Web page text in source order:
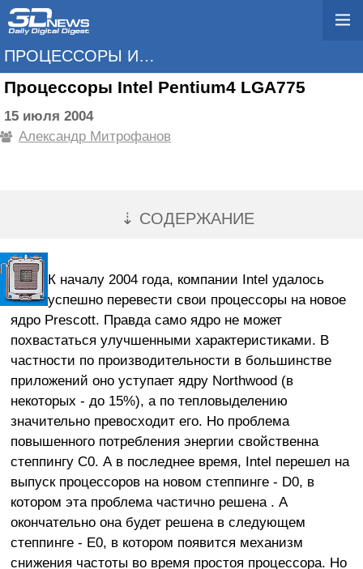
ПРОЦЕССОРЫ И ПАМЯТЬ
Процессоры Intel Pentium4 LGA775
15 июля 2004
Александр Митрофанов
⇣ СОДЕРЖАНИЕ
К началу 2004 года, компании Intel удалось
успешно перевести свои процессоры на новое
ядро Prescott. Правда само ядро не может
похвастаться улучшенными характеристиками. В
частности по производительности в большинстве
приложений оно уступает ядру Northwood (в
некоторых - до 15%), а по тепловыделению
значительно превосходит его. Но проблема
повышенного потребления энергии свойственна
степпингу C0. А в последнее время, Intel перешел на
выпуск процессоров на новом степпинге - D0, в
котором эта проблема частично решена . А
окончательно она будет решена в следующем
степпинге - E0, в котором появится механизм
снижения частоты во время простоя процессора. Но